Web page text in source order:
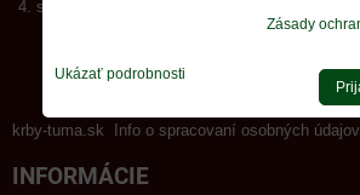
sklad :
krby-tuma.sk Info o spracovaní osobných
INFORMÁCIE
Zásady
Ukázať podrobnosti